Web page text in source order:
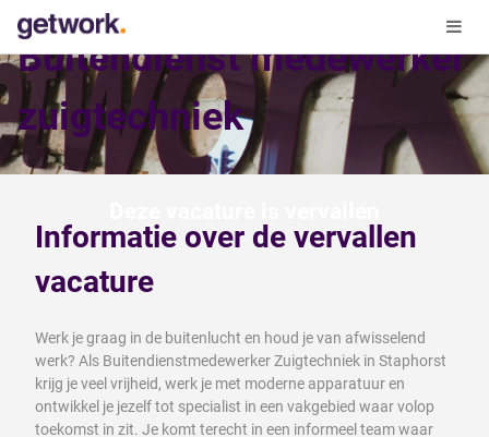
Buitendienst medewerker
zuigtechniek
Informatie over de vervallen
vacature
Werk je graag in de buitenlucht en houd je van afwisselend
werk? Als Buitendienstmedewerker Zuigtechniek in Staphorst
krijg je veel vrijheid, werk je met moderne apparatuur en
ontwikkel je jezelf tot specialist in een vakgebied waar volop
toekomst in zit. Je komt terecht in een informeel team waar